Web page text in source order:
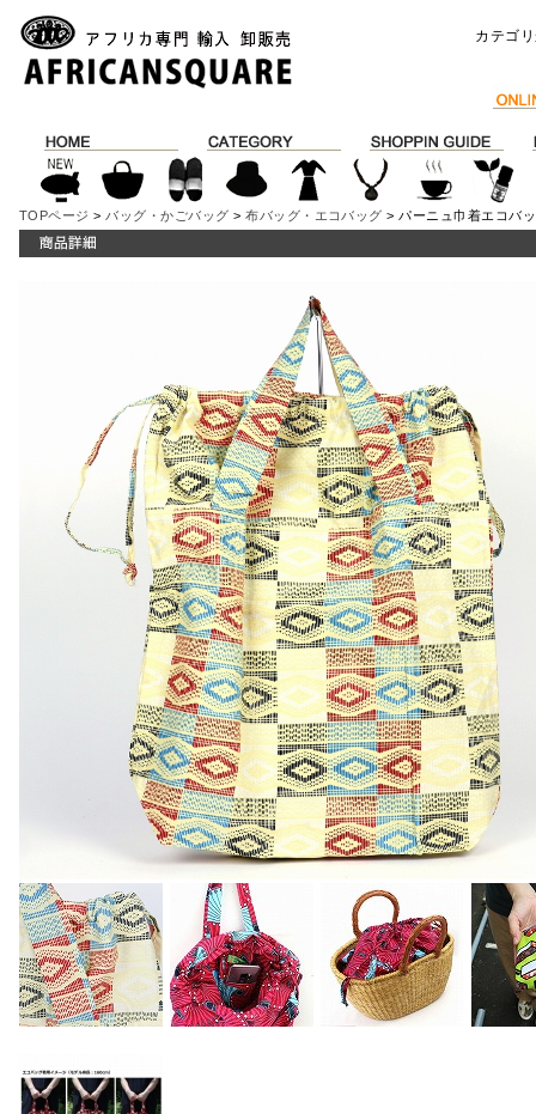
カテゴ
TOPページ > バッグ・かごバッグ >布バッグ・エコバッグ > パーニュ巾着エコバ